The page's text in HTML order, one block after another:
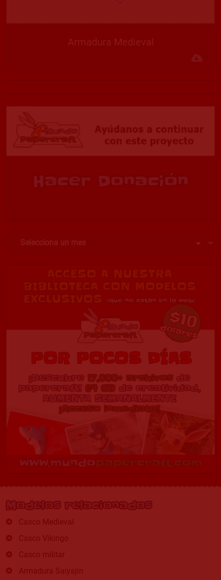
Armadura Medieval
Modelos relacionados
Casco Medieval
Casco Vikingo
Casco militar
Armadura Saiyajin